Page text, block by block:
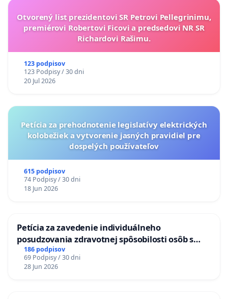
Otvorený list prezidentovi SR Petrovi Pellegrinimu,
premiérovi Robertovi Ficovi a predsedovi NR SR
Richardovi Rašimu.
123 podpisov
123 Podpisy / 30 dni
20 Jul 2026
Petícia za prehodnotenie legislatívy elektrických
kolobežiek a vytvorenie jasných pravidiel pre
dospelých používateľov
615 podpisov
74 Podpisy / 30 dni
18 Jun 2026
Petícia za zavedenie individuálneho
posudzovania zdravotnej spôsobilosti osôb s
diabetom 1. a 2. typu pri prijímaní do
Policajného zboru SR
186 podpisov
69 Podpisy / 30 dni
28 Jun 2026